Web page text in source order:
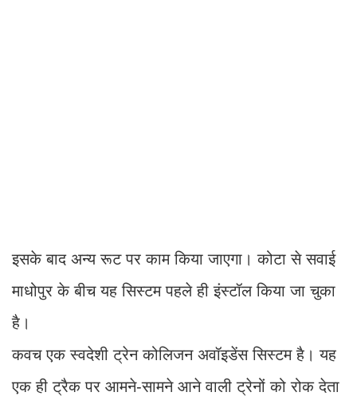
इसके बाद अन्य रूट पर काम किया जाएगा। कोटा से सवाई
माधोपुर के बीच यह सिस्टम पहले ही इंस्टॉल किया जा चुका
है।
कवच एक स्वदेशी ट्रेन कोलिजन अवॉइडेंस सिस्टम है। यह
एक ही ट्रैक पर आमने-सामने आने वाली ट्रेनों को रोक देता